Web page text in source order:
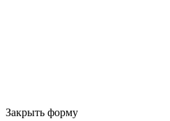
Закрыть форму